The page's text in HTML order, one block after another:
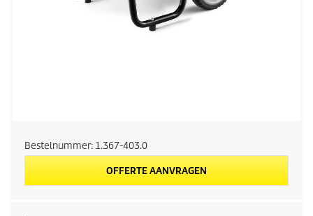
Bestelnummer: 1.367-403.0
OFFERTE AANVRAGEN